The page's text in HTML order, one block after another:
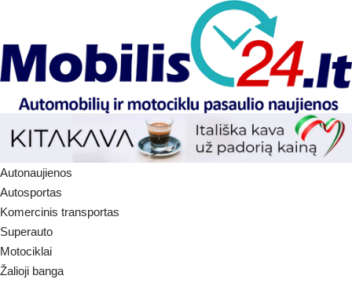
Autonaujienos
Autosportas
Komercinis transportas
Superauto
Motociklai
Žalioji banga